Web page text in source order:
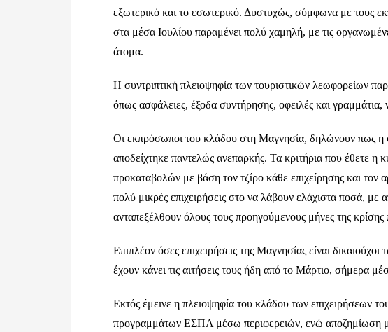
εξωτερικό και το εσωτερικό. Δυστυχώς, σύμφωνα με τους
στα μέσα Ιουλίου παραμένει πολύ χαμηλή, με τις
άτομα.
Η συντριπτική πλειοψηφία των τουριστικών λεωφορείων
όπως ασφάλειες, έξοδα συντήρησης, οφειλές και γραμμάτια,
Οι εκπρόσωποι του κλάδου στη Μαγνησία, δηλώνουν πως η
αποδείχτηκε παντελώς ανεπαρκής. Τα κριτήρια που έθετε η
προκαταβολών με βάση τον τζίρο κάθε επιχείρησης και τον
πολύ μικρές επιχειρήσεις στο να λάβουν ελάχιστα ποσά,
ανταπεξέλθουν όλους τους προηγούμενους μήνες της
Επιπλέον όσες επιχειρήσεις της Μαγνησίας είναι
έχουν κάνει τις αιτήσεις τους ήδη από το Μάρτιο, σήμερα
Εκτός έμεινε η πλειοψηφία του κλάδου των επιχειρήσεων
προγραμμάτων ΕΣΠΑ μέσω περιφερειών, ενώ